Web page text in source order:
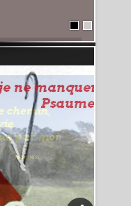
des disciples